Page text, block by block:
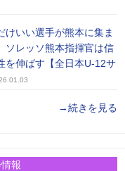
けいい選手が熊本に集ま
ソレッソ熊本指揮官は信
を伸ばす【全日本U-12サ
→続きを見る
報